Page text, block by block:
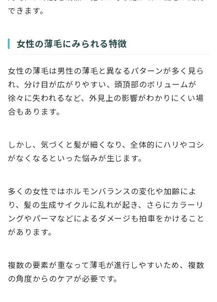
できます。
女性の薄毛にみられる特徴
女性の薄毛は男性の薄毛と異なるパターンが多く見ら
れ、分け目が広がりやすい、頭頂部のボリュームが
徐々に失われるなど、外見上の影響がわかりにくい場
合もあります。
しかし、気づくと髪が細くなり、全体的にハリやコシ
がなくなるといった悩みが生じます。
多くの女性ではホルモンバランスの変化や加齢によ
り、髪の生成サイクルに乱れが起き、さらにカラーリ
ングやパーマなどによるダメージも拍車をかけること
があります。
複数の要素が重なって薄毛が進行しやすいため、複数
の角度からのケアが必要です。